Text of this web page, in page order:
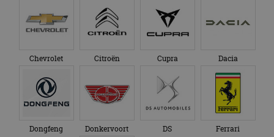
Chevrolet Citroën Cupra Dacia
Dongfeng Donkervoort DS Ferrari